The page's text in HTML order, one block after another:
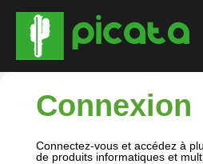
Connexion
Connectez-vous et accédez à
de produits informatiques et